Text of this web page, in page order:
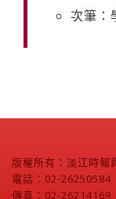
次筆：
版權所有：淡江時報
電話：02-26250584
傳真：02-26214169